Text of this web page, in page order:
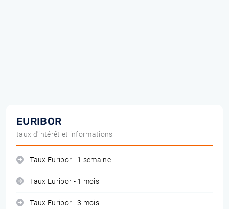
EURIBOR
taux d'intérêt et informations
Taux Euribor - 1 semaine
Taux Euribor - 1 mois
Taux Euribor - 3 mois